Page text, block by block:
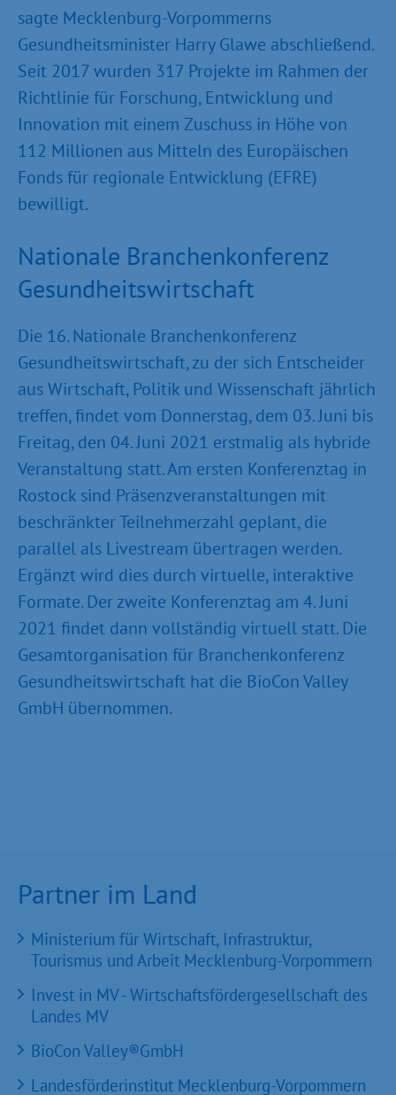
sagte Mecklenburg-Vorpommerns
Gesundheitsminister Harry Glawe abschließend.
Seit 2017 wurden 317 Projekte im Rahmen der
Richtlinie für Forschung, Entwicklung und
Innovation mit einem Zuschuss in Höhe von
112 Millionen aus Mitteln des Europäischen
Fonds für regionale Entwicklung (EFRE)
bewilligt.
Nationale Branchenkonferenz
Gesundheitswirtschaft
Die 16. Nationale Branchenkonferenz
Gesundheitswirtschaft, zu der sich Entscheider
aus Wirtschaft, Politik und Wissenschaft jährlich
treffen, findet vom Donnerstag, dem 03. Juni bis
Freitag, den 04. Juni 2021 erstmalig als hybride
Veranstaltung statt. Am ersten Konferenztag in
Rostock sind Präsenzveranstaltungen mit
beschränkter Teilnehmerzahl geplant, die
parallel als Livestream übertragen werden.
Ergänzt wird dies durch virtuelle, interaktive
Formate. Der zweite Konferenztag am 4. Juni
2021 findet dann vollständig virtuell statt. Die
Gesamtorganisation für Branchenkonferenz
Gesundheitswirtschaft hat die BioCon Valley
GmbH übernommen.
Partner im Land
Ministerium für Wirtschaft, Infrastruktur,
Tourismus und Arbeit Mecklenburg-Vorpommern
Invest in MV - Wirtschaftsfördergesellschaft des
Landes MV
BioCon Valley®GmbH
Landesförderinstitut Mecklenburg-Vorpommern